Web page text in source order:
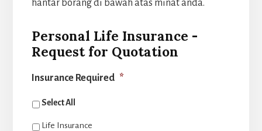
hantar borang di bawah atas minat anda.
Personal Life Insurance -
Request for Quotation
Insurance Required *
Select All
Life Insurance